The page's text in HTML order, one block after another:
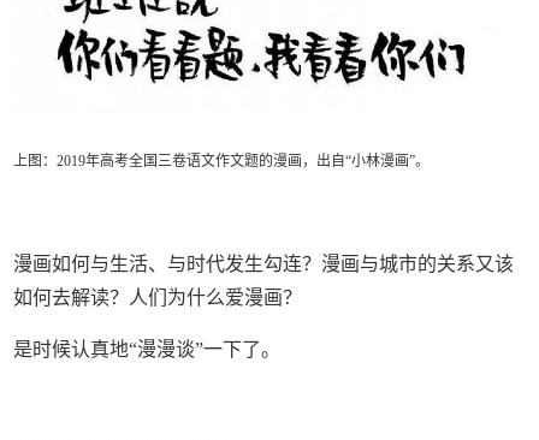
上图：2019年高考全国三卷语文作文题的漫画，出自“小林漫画”。
漫画如何与生活、与时代发生勾连？漫画与城市的关系又该
如何去解读？人们为什么爱漫画？
是时候认真地“漫漫谈”一下了。